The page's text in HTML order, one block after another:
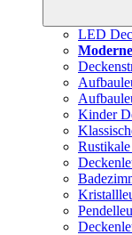
LED
Kinder